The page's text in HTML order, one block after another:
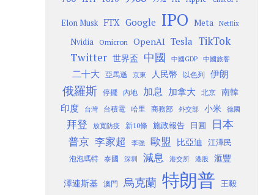
Elon Musk FTX Google IPO Meta Netflix
Nvidia Omicron OpenAI Tesla TikTok
Twitter 世界盃 中國 中國GDP 中國旅客
二十大 亞馬遜 京東 人民幣 以色列 伊朗
俄羅斯 停擺 內地 加息 加拿大 北京
南韓
印度
台灣 台積電 哈里 商務部 外交部 小米 德國
拜登 放寬防疫 新10條 施政報告 日圓 日本
普京 李家超 李強 歐盟 比亞迪 江澤民
泡泡瑪特 泰國 深圳 減息 港交所 港股 滙豐
澤連斯基 澳門 烏克蘭 特朗普 王毅